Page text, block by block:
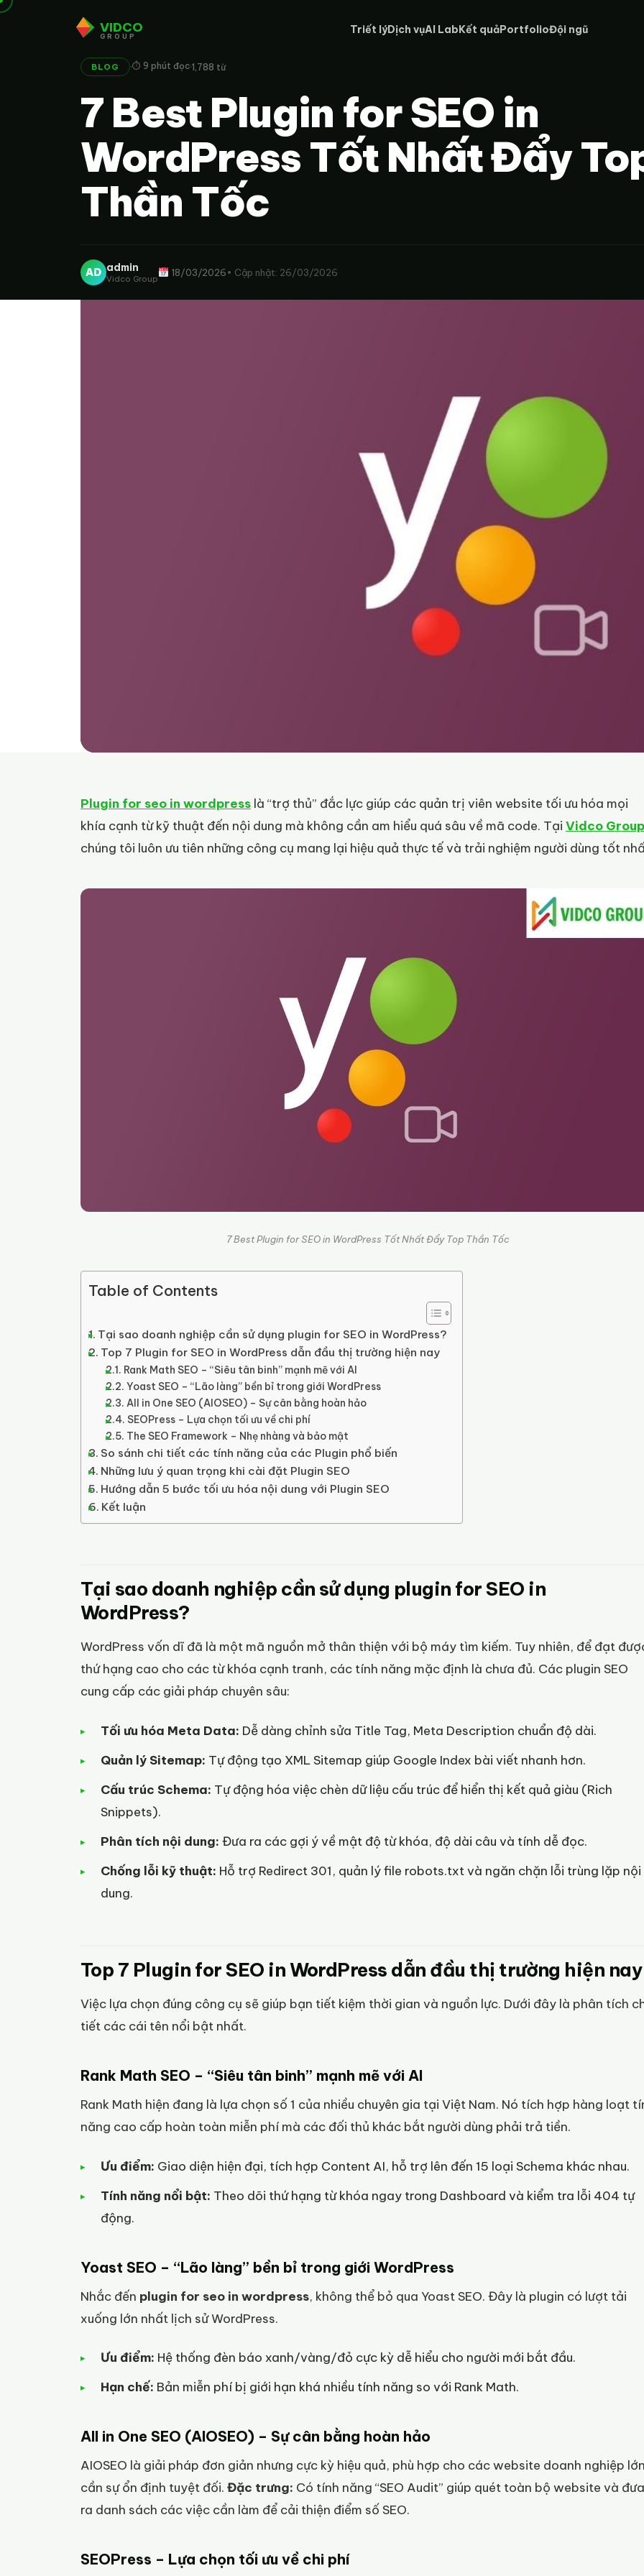
VIDCO
GROUP
Triết lýDịch vụAI LabKết quảPortfolioĐội ngũ
BLOG ·⏱ 9 phút đọc·1,788 từ
7 Best Plugin for SEO in
WordPress Tốt Nhất Đẩy
Thần Tốc
AD admin
Vidco Group
18/03/2026• Cập nhật: 26/03/2026
Plugin for seo in wordpress là “trợ thủ” đắc lực giúp các quản trị viên website tối ưu hóa mọi
khía cạnh từ kỹ thuật đến nội dung mà không cần am hiểu quá sâu về mã code. Tại Vidco Group
chúng tôi luôn ưu tiên những công cụ mang lại hiệu quả thực tế và trải nghiệm người dùng tốt
7 Best Plugin for SEO in WordPress Tốt Nhất Đẩy Top Thần Tốc
Table of Contents
Tại sao doanh nghiệp cần sử dụng plugin for SEO in WordPress?
Top 7 Plugin for SEO in WordPress dẫn đầu thị trường hiện nay
Rank Math SEO – “Siêu tân binh” mạnh mẽ với AI
Yoast SEO – “Lão làng” bền bỉ trong giới WordPress
All in One SEO (AIOSEO) – Sự cân bằng hoàn hảo
SEOPress – Lựa chọn tối ưu về chi phí
The SEO Framework – Nhẹ nhàng và bảo mật
So sánh chi tiết các tính năng của các Plugin phổ biến
Những lưu ý quan trọng khi cài đặt Plugin SEO
Hướng dẫn 5 bước tối ưu hóa nội dung với Plugin SEO
Kết luận
Tại sao doanh nghiệp cần sử dụng plugin for SEO in
WordPress?
WordPress vốn dĩ đã là một mã nguồn mở thân thiện với bộ máy tìm kiếm. Tuy nhiên, để đạt
thứ hạng cao cho các từ khóa cạnh tranh, các tính năng mặc định là chưa đủ. Các plugin SEO
cung cấp các giải pháp chuyên sâu:
Tối ưu hóa Meta Data: Dễ dàng chỉnh sửa Title Tag, Meta Description chuẩn độ dài.
Quản lý Sitemap: Tự động tạo XML Sitemap giúp Google Index bài viết nhanh hơn.
Cấu trúc Schema: Tự động hóa việc chèn dữ liệu cấu trúc để hiển thị kết quả giàu (Rich
Snippets).
Phân tích nội dung: Đưa ra các gợi ý về mật độ từ khóa, độ dài câu và tính dễ đọc.
Chống lỗi kỹ thuật: Hỗ trợ Redirect 301, quản lý file robots.txt và ngăn chặn lỗi trùng lặp nội
dung.
Top 7 Plugin for SEO in WordPress dẫn đầu thị trường hiện nay
Việc lựa chọn đúng công cụ sẽ giúp bạn tiết kiệm thời gian và nguồn lực. Dưới đây là phân tích
tiết các cái tên nổi bật nhất.
Rank Math SEO – “Siêu tân binh” mạnh mẽ với AI
Rank Math hiện đang là lựa chọn số 1 của nhiều chuyên gia tại Việt Nam. Nó tích hợp hàng loạt
năng cao cấp hoàn toàn miễn phí mà các đối thủ khác bắt người dùng phải trả tiền.
Ưu điểm: Giao diện hiện đại, tích hợp Content AI, hỗ trợ lên đến 15 loại Schema khác nhau.
Tính năng nổi bật: Theo dõi thứ hạng từ khóa ngay trong Dashboard và kiểm tra lỗi 404 tự
động.
Yoast SEO – “Lão làng” bền bỉ trong giới WordPress
Nhắc đến plugin for seo in wordpress, không thể bỏ qua Yoast SEO. Đây là plugin có lượt tải
xuống lớn nhất lịch sử WordPress.
Ưu điểm: Hệ thống đèn báo xanh/vàng/đỏ cực kỳ dễ hiểu cho người mới bắt đầu.
Hạn chế: Bản miễn phí bị giới hạn khá nhiều tính năng so với Rank Math.
All in One SEO (AIOSEO) – Sự cân bằng hoàn hảo
AIOSEO là giải pháp đơn giản nhưng cực kỳ hiệu quả, phù hợp cho các website doanh nghiệp
cần sự ổn định tuyệt đối. Đặc trưng: Có tính năng “SEO Audit” giúp quét toàn bộ website và đưa
ra danh sách các việc cần làm để cải thiện điểm số SEO.
SEOPress – Lựa chọn tối ưu về chi phí